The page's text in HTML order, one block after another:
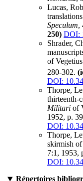
Lucas,
Speculum,
250) DOI:
Shrader,
of
280-302.
DOI:
Thorpe,
thirteenth-
Militari of
1952, p.
DOI:
Thorpe,
skirmish
7:1, 1953,
DOI:
Répertoires